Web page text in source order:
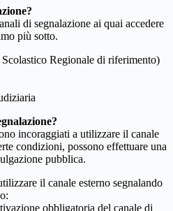
di segnalazione ai quai accedere
più sotto.
Regionale di riferimento)
incoraggiati a utilizzare il canale
condizioni, possono effettuare una
pubblica.
il canale esterno segnalando
obbligatoria del canale di